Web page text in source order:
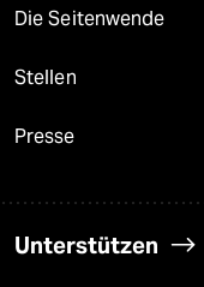
Die Seitenwende
Stellen
Presse
Unterstützen